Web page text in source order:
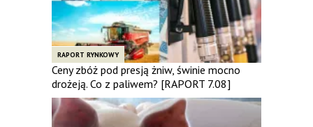
RAPORT RYNKOWY
Ceny zbóż pod presją żniw, świnie mocno
drożeją. Co z paliwem? [RAPORT 7.08]